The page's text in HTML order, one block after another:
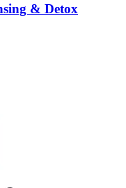
& Detox